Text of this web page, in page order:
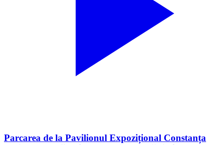
Parcarea de la Pavilionul Expozițional Constanța